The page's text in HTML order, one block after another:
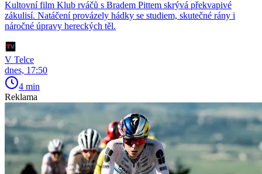
Kultovní film Klub rváčů s Bradem Pittem skrývá překvapivé
zákulisí. Natáčení provázely hádky se studiem, skutečné rány i
náročné úpravy hereckých těl.
V Telce
dnes, 17:50
4 min
Reklama